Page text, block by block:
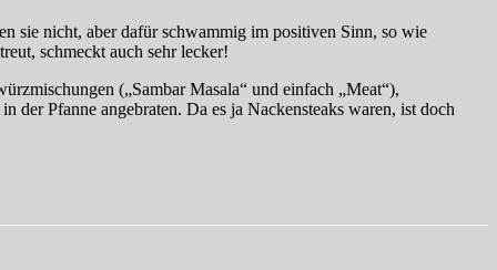
sie nicht, aber dafür schwammig im positiven Sinn, so wie
schmeckt auch sehr lecker!
(„Sambar Masala“ und einfach „Meat“),
Pfanne angebraten. Da es ja Nackensteaks waren, ist doch